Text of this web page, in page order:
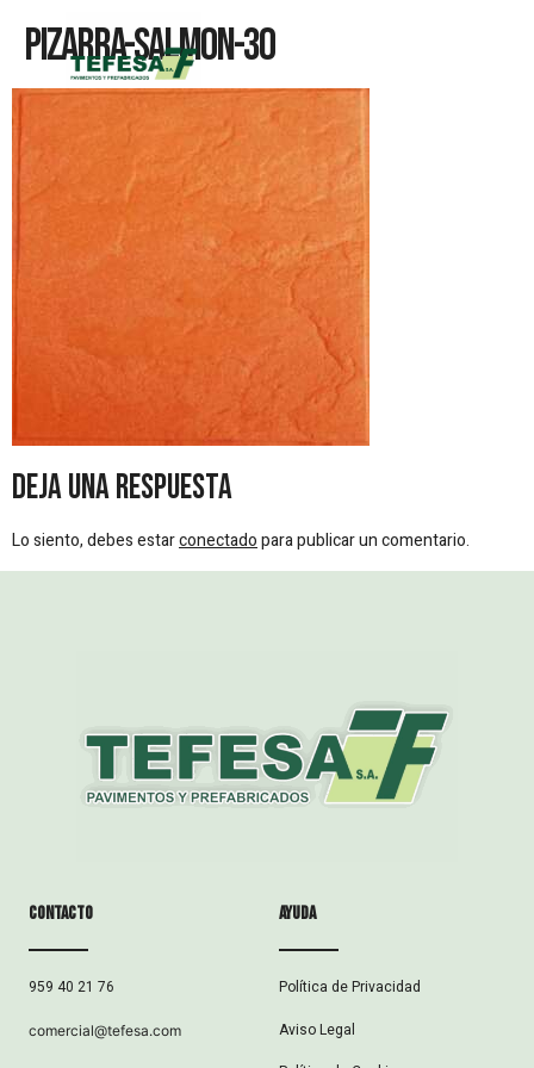
Pizarra-Salmon-30
Deja una respuesta
Lo siento, debes estarconectadopara publicar un comentario.
Contacto
959 40 21 76
comercial@tefesa.com
ayuda
Política de Privacidad
Aviso Legal